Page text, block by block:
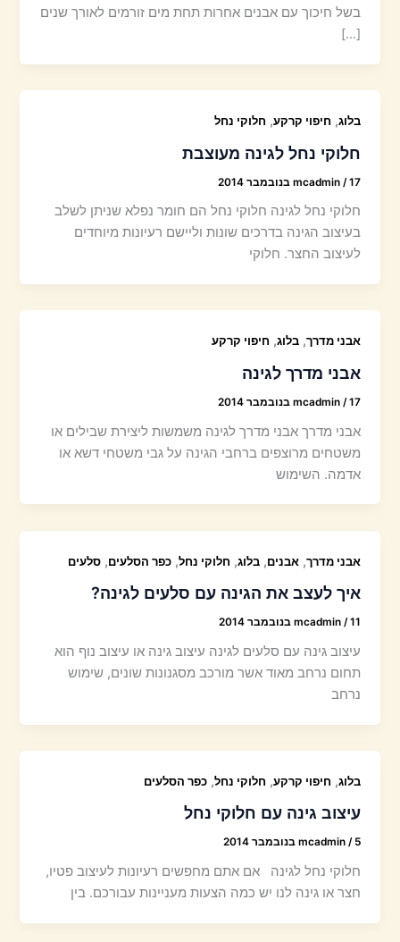
בשל חיכוך עם אבנים אחרות תחת מים זורמים לאורך שנים
[…]
בלוג, חיפוי קרקע, חלוקי נחל
חלוקי נחל לגינה מעוצבת
mcadmin /17 בנובמבר 2014
חלוקי נחל לגינה חלוקי נחל הם חומר נפלא שניתן לשלב
בעיצוב הגינה בדרכים שונות וליישם רעיונות מיוחדים
לעיצוב החצר. חלוקי
אבני מדרך,בלוג, חיפוי קרקע
אבני מדרך לגינה
mcadmin /17 בנובמבר 2014
אבני מדרך אבני מדרך לגינה משמשות ליצירת שבילים או
משטחים מרוצפים ברחבי הגינה על גבי משטחי דשא או
אדמה. השימוש
אבני מדרך,אבנים,בלוג, חלוקי נחל,כפר הסלעים,סלעים
איך לעצב את הגינה עם סלעים לגינה?
mcadmin /11 בנובמבר 2014
עיצוב גינה עם סלעים לגינה עיצוב גינה או עיצוב נוף הוא
תחום נרחב מאוד אשר מורכב מסגנונות שונים, שימוש
נרחב
בלוג, חיפוי קרקע, חלוקי נחל,כפר הסלעים
עיצוב גינה עם חלוקי נחל
mcadmin / 5 בנובמבר 2014
חלוקי נחל לגינה אם אתם מחפשים רעיונות לעיצוב פטיו,
חצר או גינה לנו יש כמה הצעות מעניינות עבורכם. בין